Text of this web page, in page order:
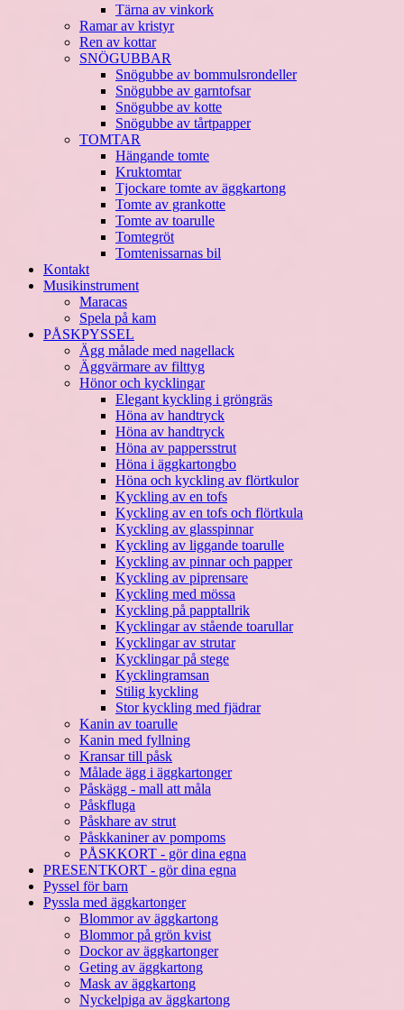
Tärna av vinkork
Ramar av kristyr
Ren av kottar
SNÖGUBBAR
Snögubbe av bommulsrondeller
Snögubbe av garntofsar
Snögubbe av kotte
Snögubbe av tårtpapper
TOMTAR
Hängande tomte
Kruktomtar
Tjockare tomte av äggkartong
Tomte av grankotte
Tomte av toarulle
Tomtegröt
Tomtenissarnas bil
Kontakt
Musikinstrument
Maracas
Spela på kam
PÅSKPYSSEL
Ägg målade med nagellack
Äggvärmare av filttyg
Hönor och kycklingar
Elegant kyckling i gröngräs
Höna av handtryck
Höna av handtryck
Höna av pappersstrut
Höna i äggkartongbo
Höna och kyckling av flörtkulor
Kyckling av en tofs
Kyckling av en tofs och flörtkula
Kyckling av glasspinnar
Kyckling av liggande toarulle
Kyckling av pinnar och papper
Kyckling av piprensare
Kyckling med mössa
Kyckling på papptallrik
Kycklingar av stående toarullar
Kycklingar av strutar
Kycklingar på stege
Kycklingramsan
Stilig kyckling
Stor kyckling med fjädrar
Kanin av toarulle
Kanin med fyllning
Kransar till påsk
Målade ägg i äggkartonger
Påskägg - mall att måla
Påskfluga
Påskhare av strut
Påskkaniner av pompoms
PÅSKKORT - gör dina egna
PRESENTKORT - gör dina egna
Pyssel för barn
Pyssla med äggkartonger
Blommor av äggkartong
Blommor på grön kvist
Dockor av äggkartonger
Geting av äggkartong
Mask av äggkartong
Nyckelpiga av äggkartong